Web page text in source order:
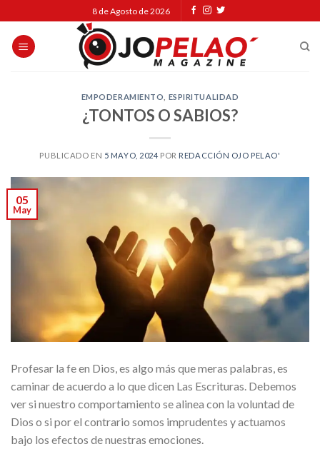
to
content
8 de Agosto de 2026
EMPODERAMIENTO ESPIRITUALIDAD
¿TONTOS O SABIOS?
PUBLICADO EN 5 MAYO, 2024 POR REDACCIÓN OJO PELAO'
05
May
Profesar la fe en Dios, es algo más que meras palabras, es
caminar de acuerdo a lo que dicen Las Escrituras. Debemos
ver si nuestro comportamiento se alinea con la voluntad de
Dios o si por el contrario somos imprudentes y actuamos
bajo los efectos de nuestras emociones.